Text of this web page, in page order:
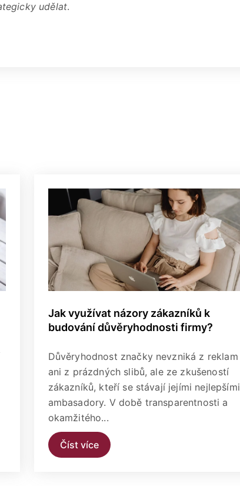
udělat.
Jak využívat názory zákazníků k
budování důvěryhodnosti firmy?
Důvěryhodnost značky nevzniká z reklam
ani z prázdných slibů, ale ze zkušeností
zákazníků, kteří se stávají jejími nejlepšími
ambasadory. V době transparentnosti a
okamžitého...
Číst více